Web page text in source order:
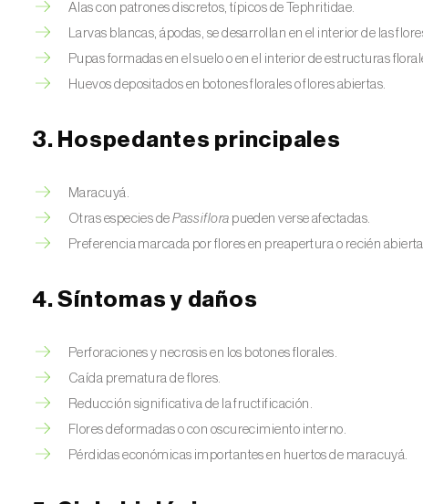
Alas con patrones discretos, típicos de Tephritidae.
Larvas blancas, ápodas, se desarrollan en el interior de las
Pupas formadas en el suelo o en el interior de estructuras
Huevos depositados en botones florales o flores abiertas.
3. Hospedantes principales
Maracuyá.
Otras especies dePassiflora pueden verse afectadas.
Preferencia marcada por flores en preapertura o recién
4. Síntomas y daños
Perforaciones y necrosis en los botones florales.
Caída prematura de flores.
Reducción significativa de la fructificación.
Flores deformadas o con oscurecimiento interno.
Pérdidas económicas importantes en huertos de maracuyá.